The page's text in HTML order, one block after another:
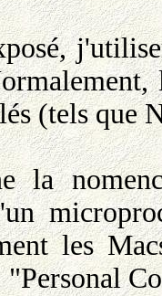
(tels que
la
les